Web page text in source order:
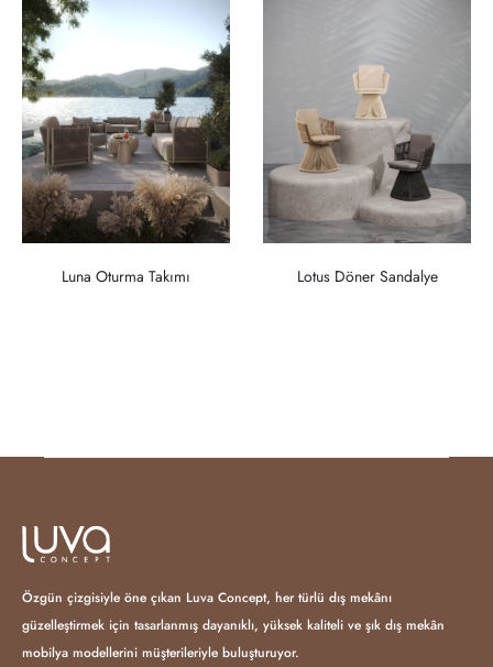
Luna Oturma Takımı Lotus Döner Sandalye
Özgün çizgisiyle öne çıkan Luva Concept, her türlü dış mekânı
güzelleştirmek için tasarlanmış dayanıklı, yüksek kaliteli ve şık dış mekân
mobilya modellerini müşterileriyle buluşturuyor.